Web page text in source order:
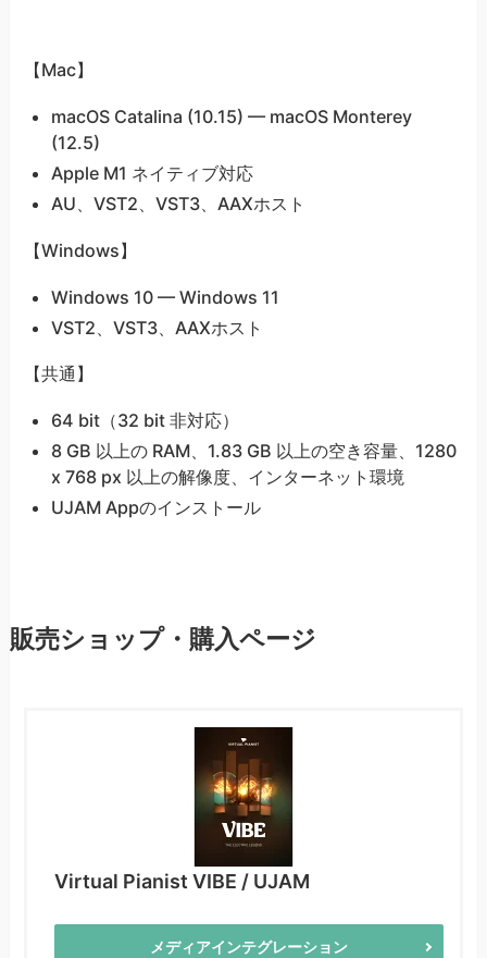
【Mac】
macOS Catalina (10.15) — macOS Monterey
(12.5)
Apple M1 ネイティブ対応
AU、VST2、VST3、AAXホスト
【Windows】
Windows 10 — Windows 11
VST2、VST3、AAXホスト
【共通】
64 bit（32 bit 非対応）
8 GB 以上の RAM、1.83 GB 以上の空き容量、1280
x 768 px 以上の解像度、インターネット環境
UJAM Appのインストール
販売ショップ・購入ページ
Virtual Pianist VIBE / UJAM
メディアインテグレーション